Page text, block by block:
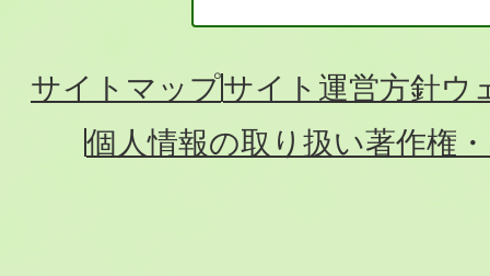
サイトマップサイト運営方針ウ
個人情報の取り扱い著作権